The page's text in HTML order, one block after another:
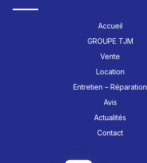
Accueil
GROUPE TJM
Vente
Location
Entretien – Réparation
Avis
Actualités
Contact